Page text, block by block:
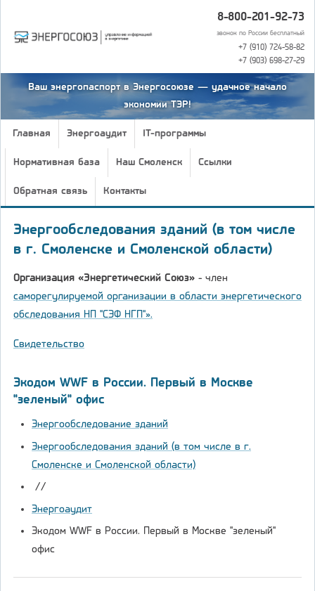
8-800-201-92-73
звонок по России бесплатный
+7 (910) 724-58-82
+7 (903) 698-27-29
Ваш энергопаспорт в Энергосоюзе — удачное начало
экономии ТЭР!
Главная Энергоаудит IT-программы
Нормативная база Наш Смоленск Ссылки
Обратная связь Контакты
Энергообследования зданий (в том числе
в г. Смоленске и Смоленской области)
Организация «Энергетический Союз» - член
саморегулируемой организации в области энергетического
обследования НП "СЭФ НГП"».
Свидетельство
Экодом WWF в России. Первый в Москве
"зеленый" офис
Энергообследование зданий
Энергообследования зданий (в том числе в г.
Смоленске и Смоленской области)
//
Энергоаудит
Экодом WWF в России. Первый в Москве "зеленый"
офис